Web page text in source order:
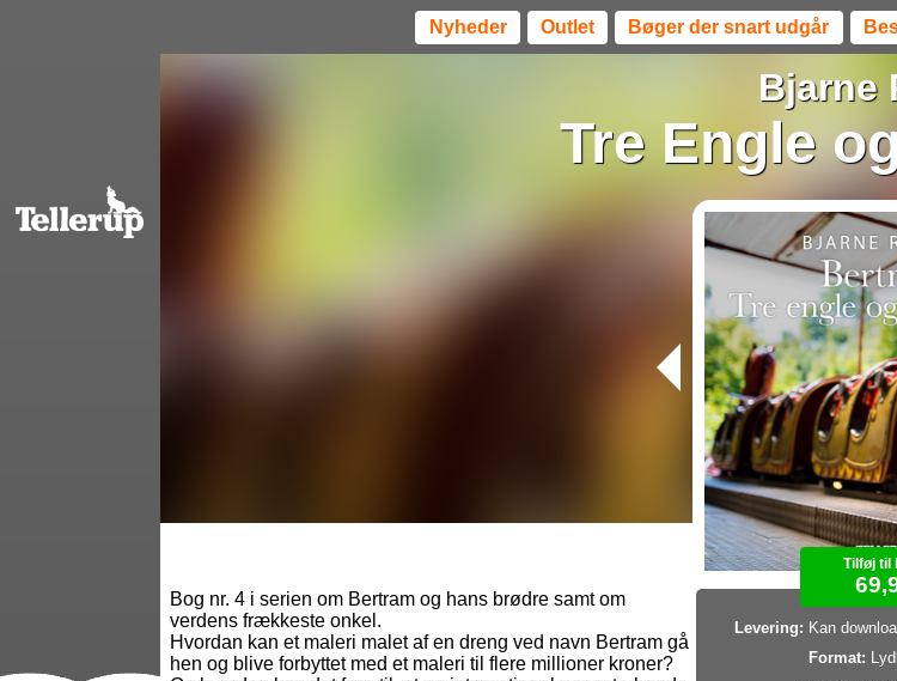
Nyheder Outlet Bøger der snart udgår
Bjarne
Tre Engle
Tilføj til
Levering: Kan
Format:
Bog nr. 4 i serien om Bertram og hans brødre samt om
verdens frækkeste onkel.
Hvordan kan et maleri malet af en dreng ved navn Bertram gå
hen og blive forbyttet med et maleri til flere millioner kroner?